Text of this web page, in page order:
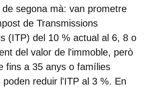
segona mà: van prometre
de Transmissions
(ITP) del 10 % actual al 6, 8 o
del valor de l'immoble, però
fins a 35 anys o famílies
poden reduir l'ITP al 3 %. En